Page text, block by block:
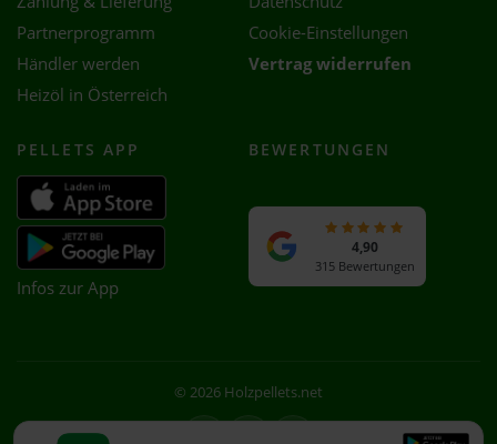
Partnerprogramm
Händler werden
Heizöl in Österreich
Cookie-Einstellungen
Vertrag widerrufen
PELLETS APP
Infos zur App
BEWERTUNGEN
4,90
315 Bewertungen
© 2026 Holzpellets.net